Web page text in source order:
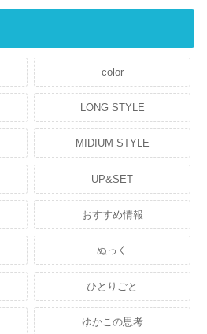
color
LONG STYLE
MIDIUM STYLE
UP&SET
おすすめ情報
ぬっく
ひとりごと
ゆかこの思考